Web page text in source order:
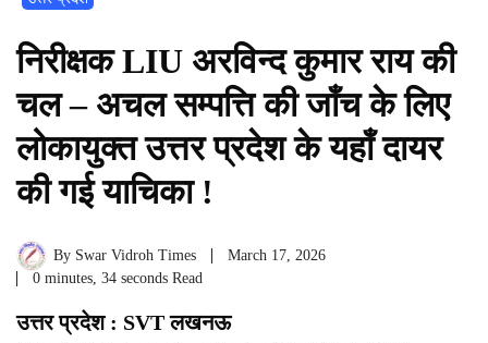
निरीक्षक LIU अरविन्द कुमार राय की
चल – अचल सम्पत्ति की जाँच के लिए
लोकायुक्त उत्तर प्रदेश के यहाँ दायर
की गई याचिका !
By Swar Vidroh Times
March 17, 2026
0 minutes, 34 seconds Read
उत्तर प्रदेश : SVT लखनऊ